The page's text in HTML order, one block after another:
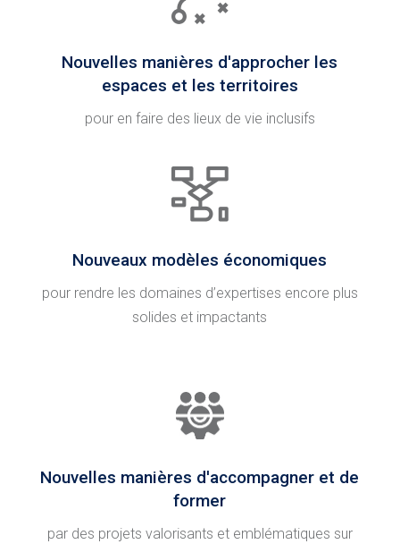
Nouvelles manières d'approcher les
espaces et les territoires
pour en faire des lieux de vie inclusifs
Nouveaux modèles économiques
pour rendre les domaines d’expertises encore plus
solides et impactants
Nouvelles manières d'accompagner et de
former
par des projets valorisants et emblématiques sur